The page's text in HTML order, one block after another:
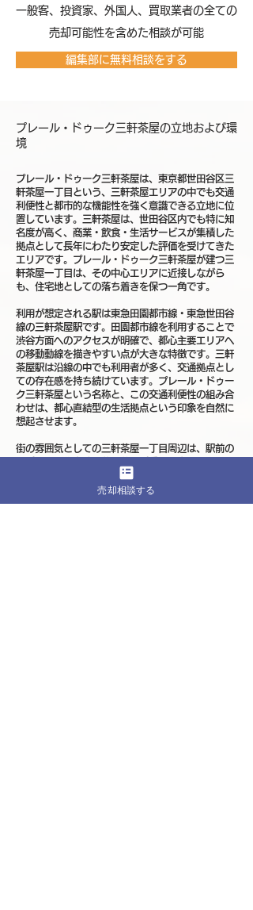
​一般客、投資家、外国人、買取業者の全ての
売却可能性を含めた相談が可能
編集部に無料相談をする
プレール・ドゥーク三軒茶屋の立地および環
境
プレール・ドゥーク三軒茶屋は、東京都世田谷区三
軒茶屋一丁目という、三軒茶屋エリアの中でも交通
利便性と都市的な機能性を強く意識できる立地に位
置しています。三軒茶屋は、世田谷区内でも特に知
名度が高く、商業・飲食・生活サービスが集積した
拠点として長年にわたり安定した評価を受けてきた
エリアです。プレール・ドゥーク三軒茶屋が建つ三
軒茶屋一丁目は、その中心エリアに近接しながら
も、住宅地としての落ち着きを保つ一角です。
利用が想定される駅は東急田園都市線・東急世田谷
線の三軒茶屋駅です。田園都市線を利用することで
渋谷方面へのアクセスが明確で、都心主要エリアへ
の移動動線を描きやすい点が大きな特徴です。三軒
茶屋駅は沿線の中でも利用者が多く、交通拠点とし
ての存在感を持ち続けています。プレール・ドゥー
ク三軒茶屋という名称と、この交通利便性の組み合
わせは、都心直結型の生活拠点という印象を自然に
想起させます。
街の雰囲気としての三軒茶屋一丁目周辺は、駅前の
す。駅周辺には多様な飲食店や商業施設が集積して
いる一方で、一本奥に入ると戸建て住宅や中規模マ
ンションが並ぶ住宅地が広がります。このような構
売却相談する